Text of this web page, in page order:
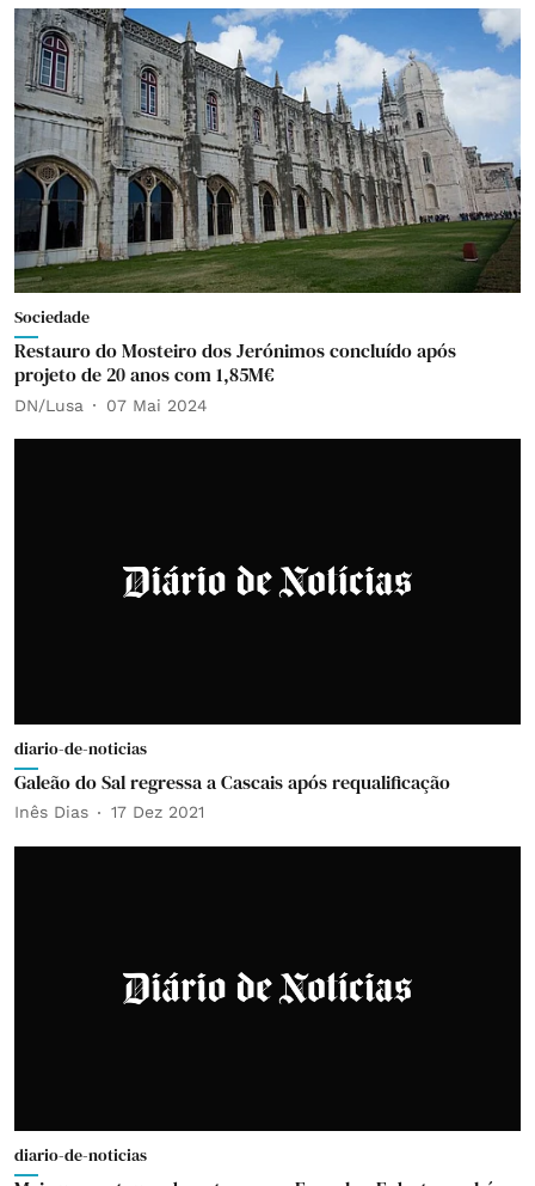
Sociedade
Restauro do Mosteiro dos Jerónimos concluído após
projeto de 20 anos com 1,85M€
DN/Lusa 07 Mai 2024
diario-de-noticias
Galeão do Sal regressa a Cascais após requalificação
Inês Dias 17 Dez 2021
diario-de-noticias